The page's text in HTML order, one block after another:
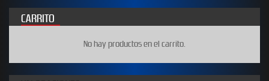
CARRITO
No hay productos en el carrito.